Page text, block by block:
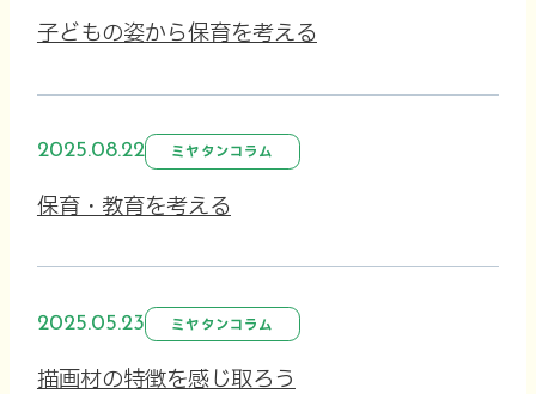
子どもの姿から保育を考える
2025.08.22 ミヤタンコラム
保育・教育を考える
2025.05.23 ミヤタンコラム
描画材の特徴を感じ取ろう